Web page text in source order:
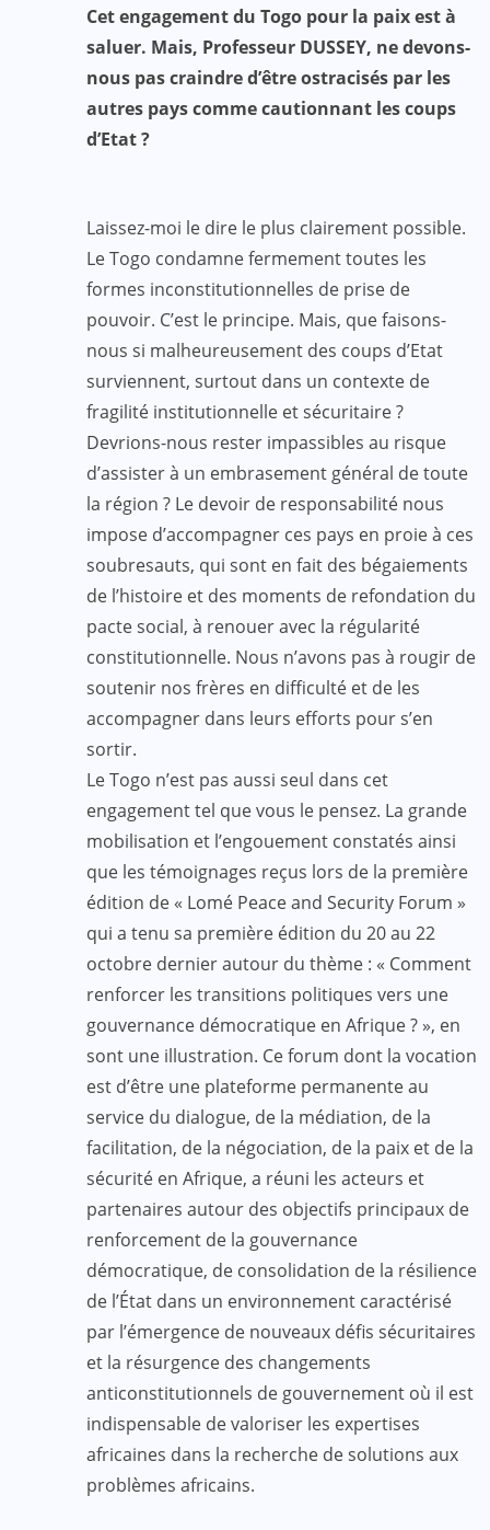
Cet engagement du Togo pour la paix est à
saluer. Mais, Professeur DUSSEY, ne devons-
nous pas craindre d’être ostracisés par les
autres pays comme cautionnant les coups
d’Etat ?
Laissez-moi le dire le plus clairement possible.
Le Togo condamne fermement toutes les
formes inconstitutionnelles de prise de
pouvoir. C’est le principe. Mais, que faisons-
nous si malheureusement des coups d’Etat
surviennent, surtout dans un contexte de
fragilité institutionnelle et sécuritaire ?
Devrions-nous rester impassibles au risque
d’assister à un embrasement général de toute
la région ? Le devoir de responsabilité nous
impose d’accompagner ces pays en proie à ces
soubresauts, qui sont en fait des bégaiements
de l’histoire et des moments de refondation du
pacte social, à renouer avec la régularité
constitutionnelle. Nous n’avons pas à rougir de
soutenir nos frères en difficulté et de les
accompagner dans leurs efforts pour s’en
sortir.
Le Togo n’est pas aussi seul dans cet
engagement tel que vous le pensez. La grande
mobilisation et l’engouement constatés ainsi
que les témoignages reçus lors de la première
édition de « Lomé Peace and Security Forum »
qui a tenu sa première édition du 20 au 22
octobre dernier autour du thème : « Comment
renforcer les transitions politiques vers une
gouvernance démocratique en Afrique ? », en
sont une illustration. Ce forum dont la vocation
est d’être une plateforme permanente au
service du dialogue, de la médiation, de la
facilitation, de la négociation, de la paix et de la
sécurité en Afrique, a réuni les acteurs et
partenaires autour des objectifs principaux de
renforcement de la gouvernance
démocratique, de consolidation de la résilience
de l’État dans un environnement caractérisé
par l’émergence de nouveaux défis sécuritaires
et la résurgence des changements
anticonstitutionnels de gouvernement où il est
indispensable de valoriser les expertises
africaines dans la recherche de solutions aux
problèmes africains.